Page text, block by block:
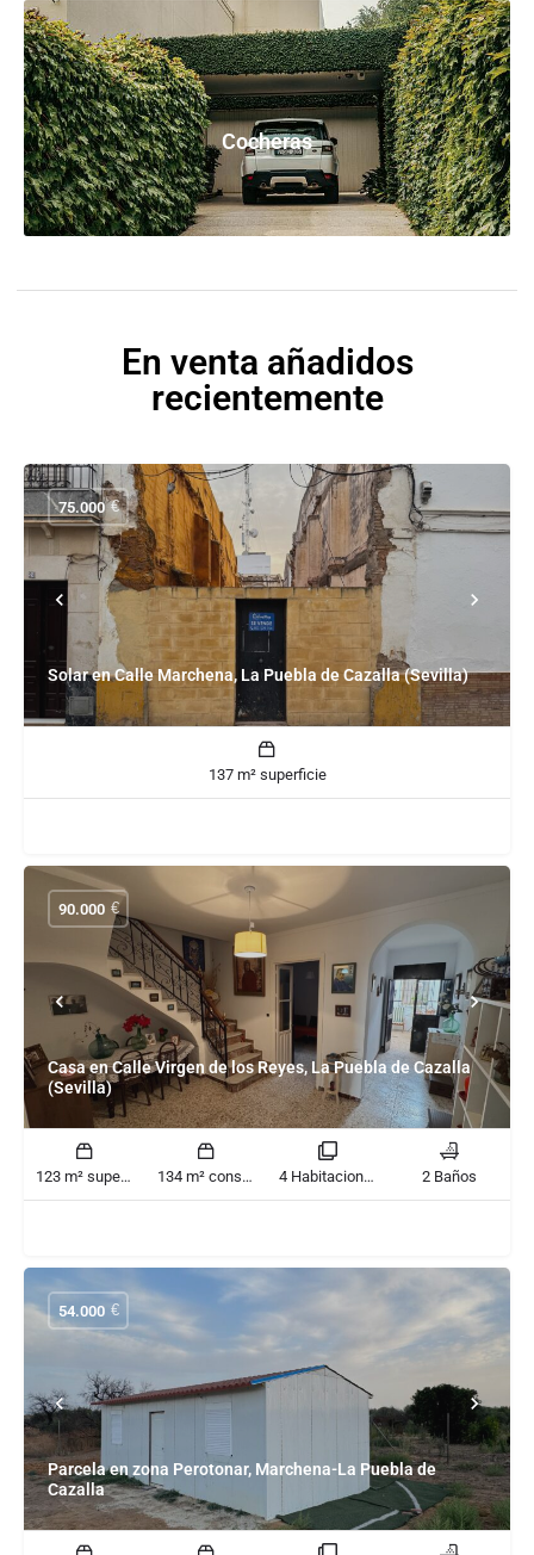
Cocheras
En venta añadidos
recientemente
Solar en Calle Marchena, La Puebla de Cazalla (Sevilla)
75.000 €
137 m² superficie
Casa en Calle Virgen de los Reyes, La Puebla de Cazalla
(Sevilla)
90.000 €
123 m² superficie 134 m² construido 4 Habitaciones 2 Baños
Parcela en zona Perotonar, Marchena-La Puebla de
Cazalla
54.000 €